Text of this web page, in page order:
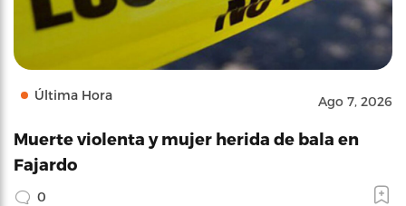
Última Hora Ago 7, 2026
Muerte violenta y mujer herida de bala en
Fajardo
0